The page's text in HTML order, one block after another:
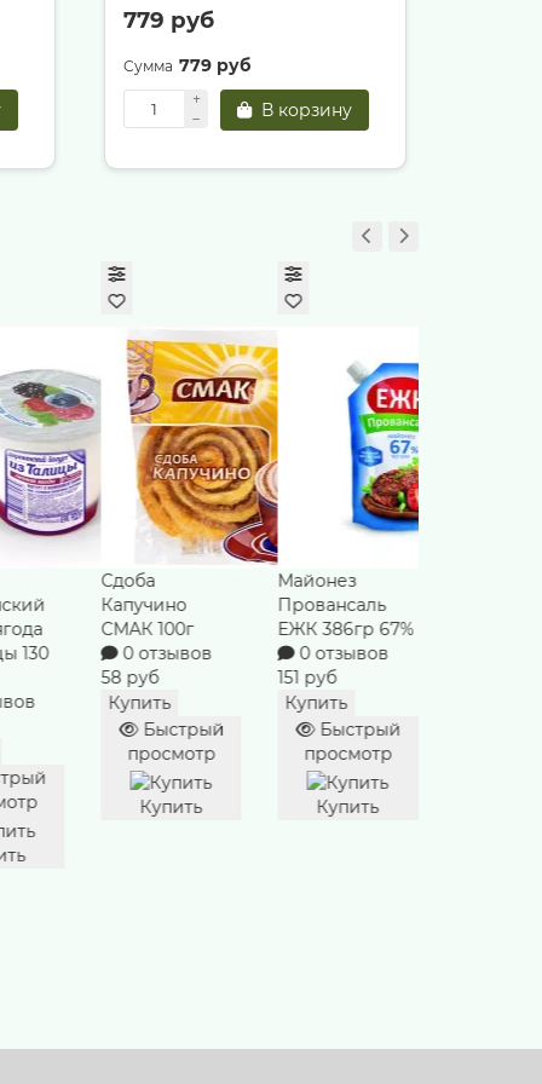
779 руб
779 руб
В корзину
130
Сдоба
Капучино
СМАК 100г
0 отзывов
58 руб
Купить
Быстрый
просмотр
Купить
Майонез
Провансаль
ЕЖК 386гр 67%
0 отзывов
151 руб
Купить
Быстрый
просмотр
Купить